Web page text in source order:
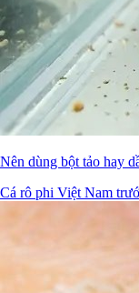
Nên dùng bột tảo hay
Cá rô phi Việt Nam